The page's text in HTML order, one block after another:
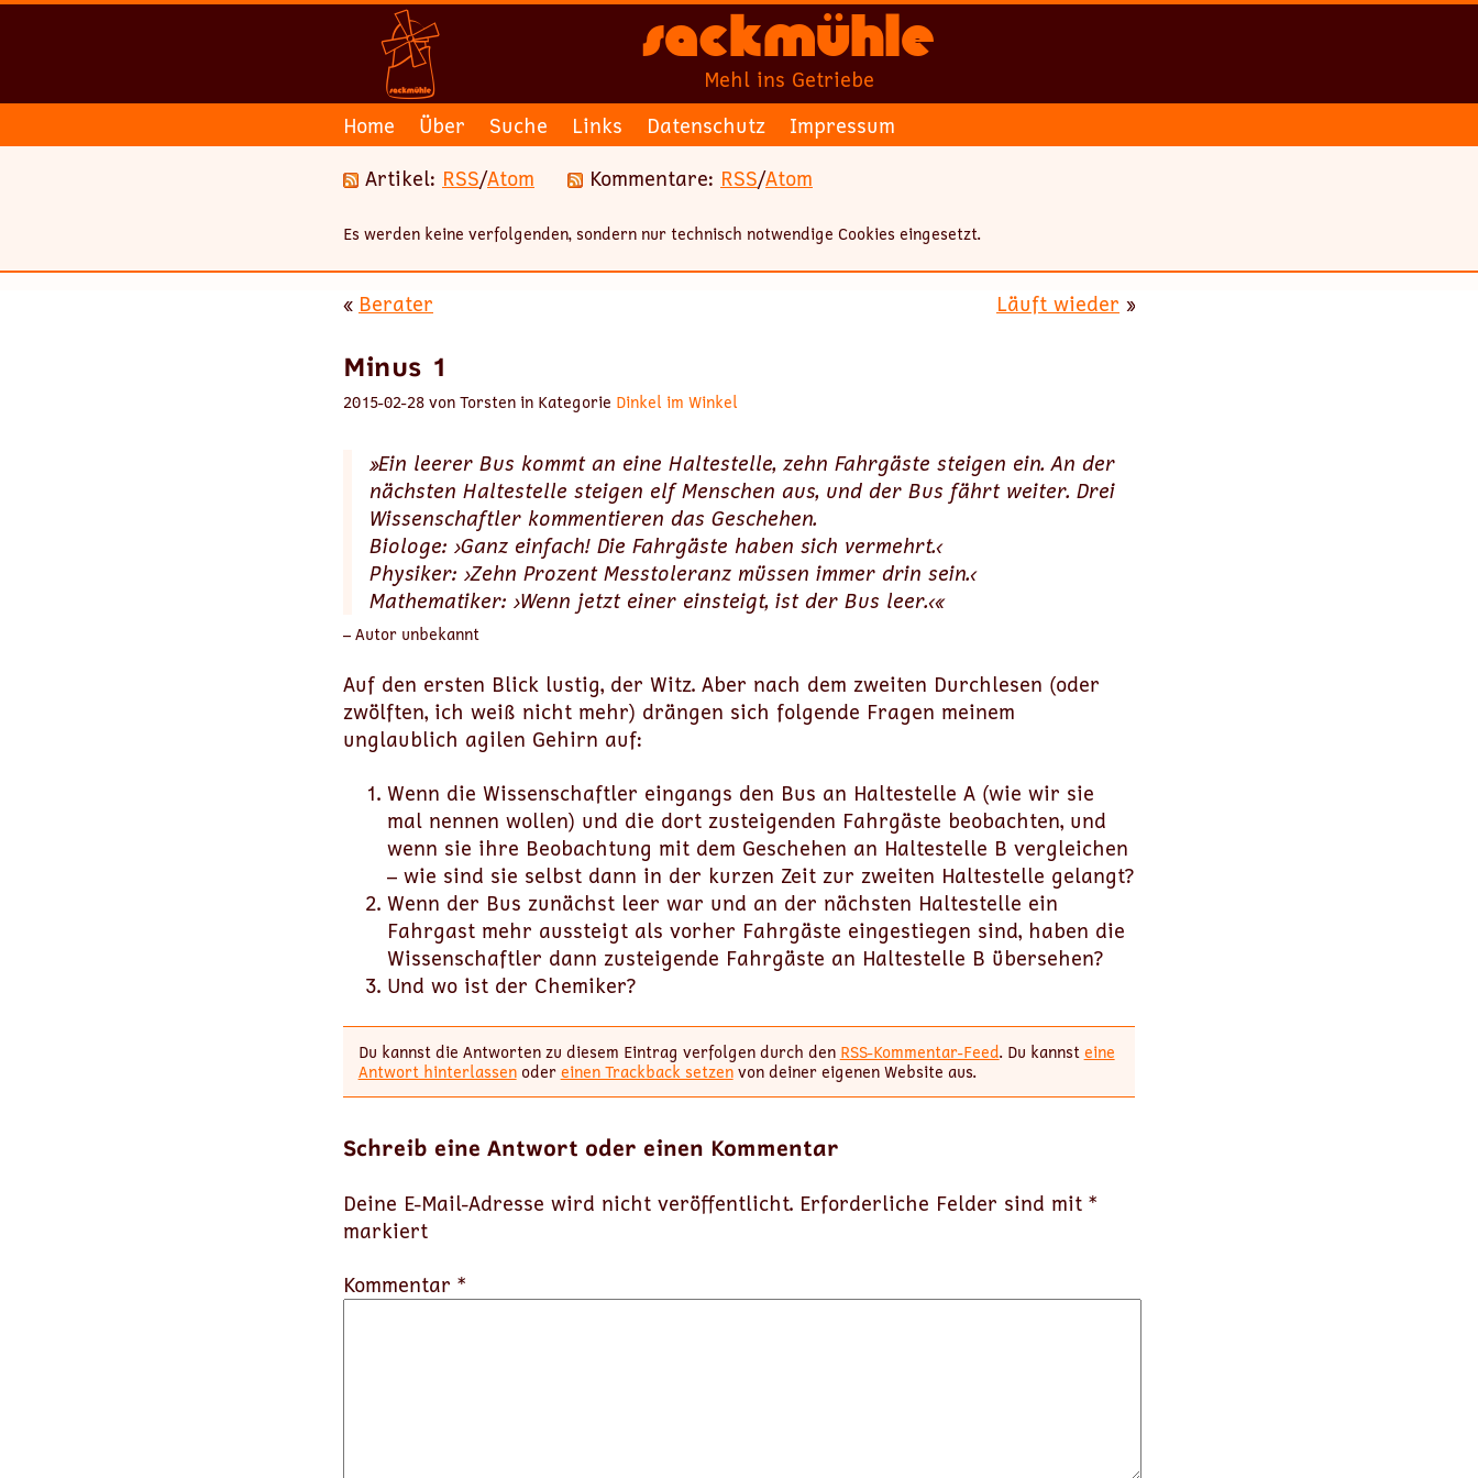
Sackmühle
Mehl ins Getriebe
Home
Über Suche Links Datenschutz
Impressum
Artikel: RSS/Atom Kommentare: RSS/Atom
Es werden keine verfolgenden, sondern nur technisch notwendige Cookies eingesetzt.
« Berater Läuft wieder »
Minus 1
2015-02-28 von Torsten in Kategorie Dinkel im Winkel
»Ein leerer Bus kommt an eine Haltestelle, zehn Fahrgäste steigen ein. An der
nächsten Haltestelle steigen elf Menschen aus, und der Bus fährt weiter. Drei
Wissenschaftler kommentieren das Geschehen.
Biologe: ›Ganz einfach! Die Fahrgäste haben sich vermehrt.‹
Physiker: ›Zehn Prozent Messtoleranz müssen immer drin sein.‹
Mathematiker: ›Wenn jetzt einer einsteigt, ist der Bus leer.‹«
– Autor unbekannt
Auf den ersten Blick lustig, der Witz. Aber nach dem zweiten Durchlesen (oder
zwölften, ich weiß nicht mehr) drängen sich folgende Fragen meinem
unglaublich agilen Gehirn auf:
Wenn die Wissenschaftler eingangs den Bus an Haltestelle A (wie wir sie
mal nennen wollen) und die dort zusteigenden Fahrgäste beobachten, und
wenn sie ihre Beobachtung mit dem Geschehen an Haltestelle B vergleichen
– wie sind sie selbst dann in der kurzen Zeit zur zweiten Haltestelle gelangt?
Wenn der Bus zunächst leer war und an der nächsten Haltestelle ein
Fahrgast mehr aussteigt als vorher Fahrgäste eingestiegen sind, haben die
Wissenschaftler dann zusteigende Fahrgäste an Haltestelle B übersehen?
Und wo ist der Chemiker?
Du kannst die Antworten zu diesem Eintrag verfolgen durch den RSS-Kommentar-Feed. Du kannsteine
Antwort hinterlassenodereinen Trackback setzenvon deiner eigenen Website aus.
Schreib eine Antwort oder einen Kommentar
Deine E-Mail-Adresse wird nicht veröffentlicht. Erforderliche Felder sind mit *
markiert
Kommentar *